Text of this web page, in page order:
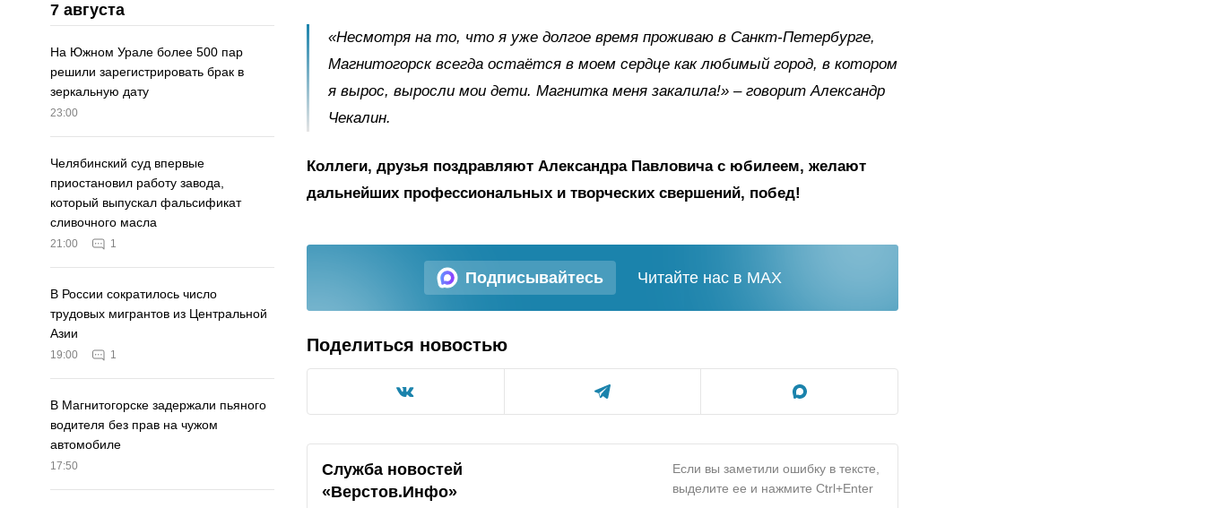
7 августа
На Южном Урале более 500 пар
решили зарегистрировать брак в
зеркальную дату
23:00
Челябинский суд впервые
приостановил работу завода,
который выпускал фальсификат
сливочного масла
21:00 1
В России сократилось число
трудовых мигрантов из Центральной
Азии
19:00 1
В Магнитогорске задержали пьяного
водителя без прав на чужом
автомобиле
17:50
«Несмотря на то, что я уже долгое время проживаю в Санкт-Петербурге,
Магнитогорск всегда остаётся в моем сердце как любимый город, в котором
я вырос, выросли мои дети. Магнитка меня закалила!» – говорит Александр
Чекалин.
Коллеги, друзья поздравляют Александра Павловича с юбилеем, желают
дальнейших профессиональных и творческих свершений, побед!
Подписывайтесь Читайте нас в MAX
Поделиться новостью
Служба новостей
«Верстов.Инфо»
Если вы заметили ошибку в тексте,
выделите ее и нажмите Ctrl+Enter